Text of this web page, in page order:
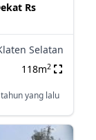
Rs
Selatan
118m2
yang lalu